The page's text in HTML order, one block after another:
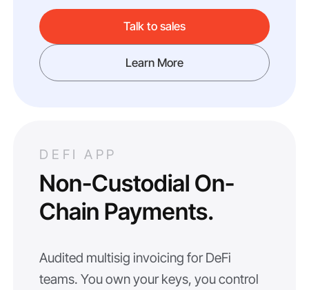
Talk to sales
Learn More
DEFI APP
Non-Custodial On-
Chain Payments.
Audited multisig invoicing for DeFi
teams. You own your keys, you control